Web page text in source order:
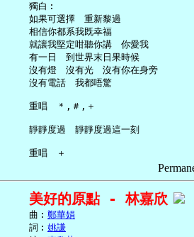
     獨白︰
     如果可選擇　重新黎過
     相信你都系我既幸福
     就讓我堅定咁聽你講　你愛我
     有一日　到世界末日果時候
     沒有燈　沒有光　沒有你在身旁
     沒有電話　我都唔驚
     重唱　＊,＃,＋
     靜靜度過　靜靜度過這一刻
美好的原點 - 林嘉欣
     曲︰
鄭華娟
     詞︰
姚謙